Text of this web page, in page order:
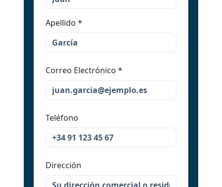
Apellido *
Correo Electrónico *
Teléfono
Dirección